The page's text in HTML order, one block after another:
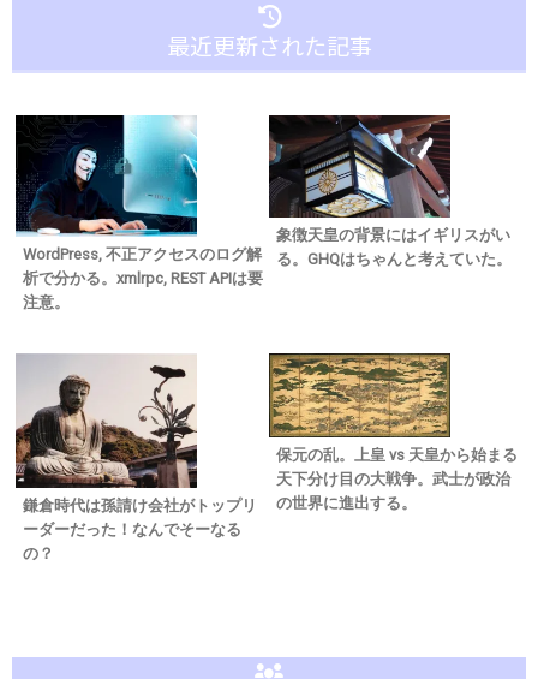
最近更新された記事
WordPress, 不正アクセスのログ解
析で分かる。xmlrpc, REST APIは要
注意。
象徴天皇の背景にはイギリスがい
る。GHQはちゃんと考えていた。
鎌倉時代は孫請け会社がトップリ
ーダーだった！なんでそーなる
の？
保元の乱。上皇 vs 天皇から始まる
天下分け目の大戦争。武士が政治
の世界に進出する。